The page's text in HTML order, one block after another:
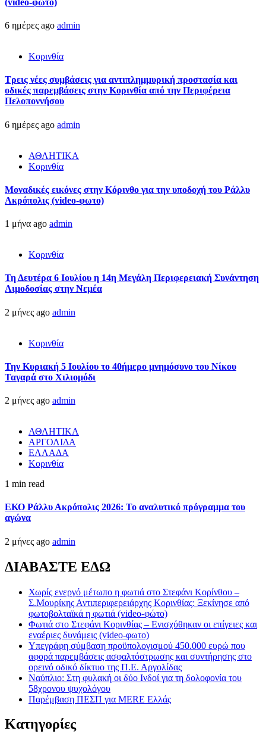
6 ημέρες ago admin
Κορινθία
Τρεις νέες συμβάσεις για αντιπλημμυρική προστασία και
οδικές παρεμβάσεις στην Κορινθία από την Περιφέρεια
Πελοποννήσου
6 ημέρες ago admin
ΑΘΛΗΤΙΚΑ
Κορινθία
Μοναδικές εικόνες στην Κόρινθο για την υποδοχή του Ράλλυ
Ακρόπολις (video-φωτο)
1 μήνα ago admin
Κορινθία
Τη Δευτέρα 6 Ιουλίου η 14η Μεγάλη Περιφερειακή Συνάντηση
Αιμοδοσίας στην Νεμέα
2 μήνες ago admin
Κορινθία
Την Κυριακή 5 Ιουλίου το 40ήμερο μνημόσυνο του Νίκου
Ταγαρά στο Χιλιομόδι
2 μήνες ago admin
ΑΘΛΗΤΙΚΑ
ΑΡΓΟΛΙΔΑ
ΕΛΛΑΔΑ
Κορινθία
1 min read
ΕΚΟ Ράλλυ Ακρόπολις 2026: Το αναλυτικό πρόγραμμα του
αγώνα
2 μήνες ago admin
ΔΙΑΒΑΣΤΕ ΕΔΩ
Χωρίς ενεργό μέτωπο η φωτιά στο Στεφάνι Κορίνθου –
Σ.Μουρίκης Αντιπεριφερειάρχης Κορινθίας: Ξεκίνησε από
φωτοβολταϊκά η φωτιά (video-φώτο)
Φωτιά στο Στεφάνι Κορινθίας – Ενισχύθηκαν οι επίγειες και
εναέριες δυνάμεις (video-φωτο)
Υπεγράφη σύμβαση προϋπολογισμού 450.000 ευρώ που
αφορά παρεμβάσεις ασφαλτόστρωσης και συντήρησης στο
ορεινό οδικό δίκτυο της Π.Ε. Αργολίδας
Ναύπλιο: Στη φυλακή οι δύο Ινδοί για τη δολοφονία του
58χρονου ψυχολόγου
Παρέμβαση ΠΕΣΠ για MERE Ελλάς
Kατηγορίες